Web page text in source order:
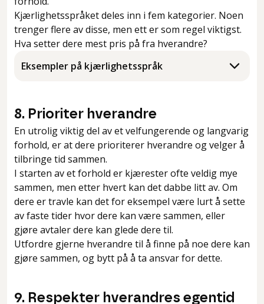
Kjærlighetsspråket deles inn i fem kategorier. Noen
trenger flere av disse, men ett er som regel viktigst.
Hva setter dere mest pris på fra hverandre?
Eksempler på kjærlighetsspråk
8. Prioriter hverandre
En utrolig viktig del av et velfungerende og langvarig
forhold, er at dere prioriterer hverandre og velger å
tilbringe tid sammen.
I starten av et forhold er kjærester ofte veldig mye
sammen, men etter hvert kan det dabbe litt av. Om
dere er travle kan det for eksempel være lurt å sette
av faste tider hvor dere kan være sammen, eller
gjøre avtaler dere kan glede dere til.
Utfordre gjerne hverandre til å finne på noe dere kan
gjøre sammen, og bytt på å ta ansvar for dette.
9. Respekter hverandres egentid